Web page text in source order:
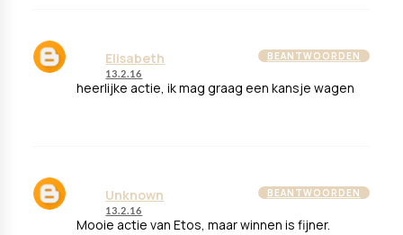
Elisabeth
13.2.16
heerlijke actie, ik mag graag een kansje wagen
BEANTWOORDEN
Unknown
13.2.16
Mooie actie van Etos, maar winnen is fijner.
BEANTWOORDEN